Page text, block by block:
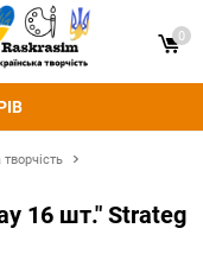
0
16 шт." Strateg